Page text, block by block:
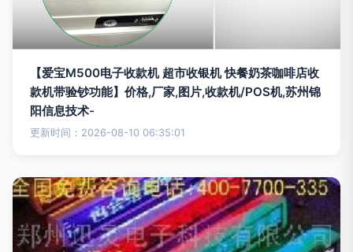
【爱宝M500电子收款机 超市收银机 快餐奶茶咖啡店收
款机带验钞功能】价格,厂家,图片,收款机/POS机,苏州锦
阳信息技术-
更新时间：2026-08-10 06:35:01